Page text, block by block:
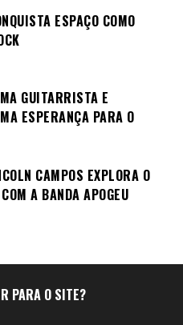
ESPAÇO COMO
GUITARRISTA E
ESPERANÇA PARA O
CAMPOS EXPLORA O
A BANDA APOGEU
PARA O SITE?